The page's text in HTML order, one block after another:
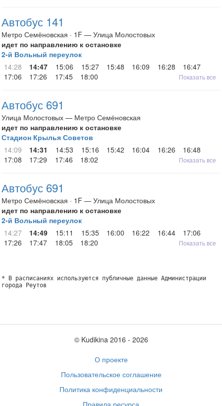
Автобус 141
Метро Семёновская · 1F — Улица Молостовых
идет по направлению к остановке
2-й Вольный переулок
14:28
14:47 15:06 15:27 15:48 16:09 16:28
16:47
17:06
17:26 17:45 18:00 Показать все
Автобус 691
Улица Молостовых — Метро Семёновская
идет по направлению к остановке
Стадион Крылья Советов
14:09
14:31 14:53 15:16 15:42 16:04 16:26
16:48
17:08
17:29 17:46 18:02 Показать все
Автобус 691
Метро Семёновская · 1F — Улица Молостовых
идет по направлению к остановке
2-й Вольный переулок
14:27
14:49 15:11 15:35 16:00 16:22 16:44
17:06
17:26
17:47 18:05 18:20 Показать все
* В расписаниях используются публичные данные Администрации
города Реутов
© Kudikina 2016 ‐ 2026
О проекте
Пользовательское соглашение
Политика конфиденциальности
Правила ресурса